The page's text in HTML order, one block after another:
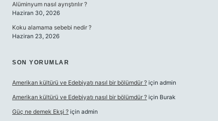
Alüminyum nasıl ayrıştırılır ?
Haziran 30, 2026
Koku alamama sebebi nedir ?
Haziran 23, 2026
SON YORUMLAR
Amerikan kültürü ve Edebiyatı nasıl bir bölümdür ? için admin
Amerikan kültürü ve Edebiyatı nasıl bir bölümdür ? için Burak
Güç ne demek Ekşi ? için admin